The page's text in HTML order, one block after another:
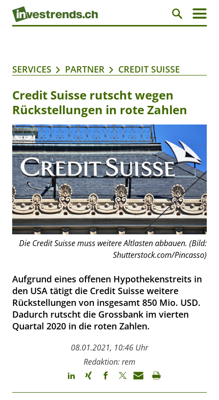
SERVICES PARTNER CREDIT SUISSE
Credit Suisse rutscht wegen
Rückstellungen in rote Zahlen
Die Credit Suisse muss weitere Altlasten abbauen. (Bild:
Shutterstock.com/Pincasso)
Aufgrund eines offenen Hypothekenstreits in
den USA tätigt die Credit Suisse weitere
Rückstellungen von insgesamt 850 Mio. USD.
Dadurch rutscht die Grossbank im vierten
Quartal 2020 in die roten Zahlen.
08.01.2021, 10:46 Uhr
Redaktion: rem